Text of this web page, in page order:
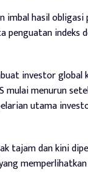
imbal hasil
indeks
investor global
mulai menurun
utama
tajam dan kini